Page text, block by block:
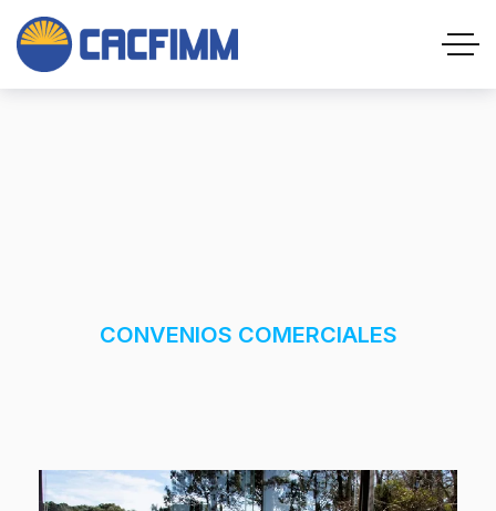
CONVENIOS COMERCIALES